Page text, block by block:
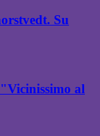
Su
al